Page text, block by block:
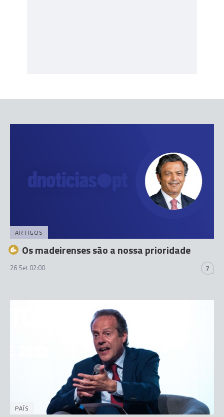
ARTIGOS
Os madeirenses são a nossa prioridade
26 Set 02:00 7
PAÍS